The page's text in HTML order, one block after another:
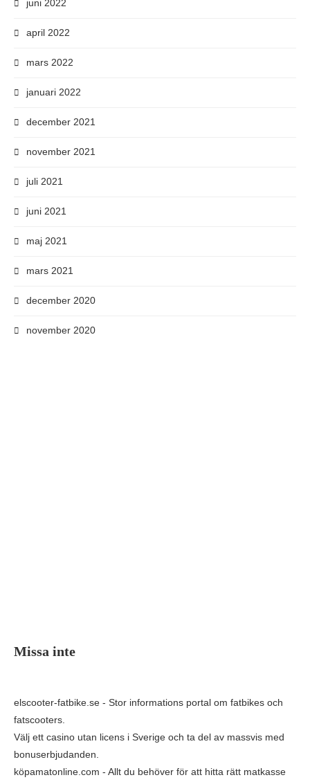
juni 2022
april 2022
mars 2022
januari 2022
december 2021
november 2021
juli 2021
juni 2021
maj 2021
mars 2021
december 2020
november 2020
Missa inte
elscooter-fatbike.se - Stor informations portal om fatbikes och
fatscooters.
Välj ett casino utan licens i Sverige och ta del av massvis med
bonuserbjudanden.
köpamatonline.com - Allt du behöver för att hitta rätt matkasse